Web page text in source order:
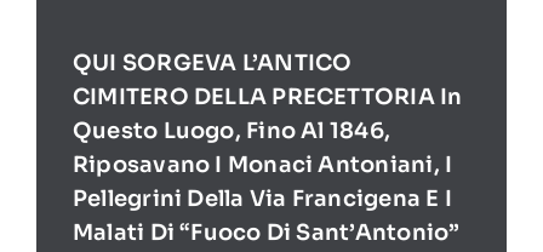
QUI SORGEVA L’ANTICO
CIMITERO DELLA PRECETTORIA In
Questo Luogo, Fino Al 1846,
Riposavano I Monaci Antoniani, I
Pellegrini Della Via Francigena E I
Malati Di “Fuoco Di Sant’Antonio”